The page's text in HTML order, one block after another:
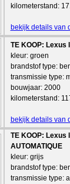
kilometerstand:
bekijk details van
TE KOOP: Lexus
kleur: groen
brandstof type:
transmissie type:
bouwjaar: 2000
kilometerstand:
bekijk details van
TE KOOP: Lexus
AUTOMATIQUE
kleur: grijs
brandstof type:
transmissie type: